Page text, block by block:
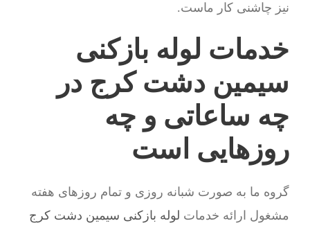
نیز چاشنی کار ماست.
خدمات لوله بازکنی
سیمین دشت کرج در
چه ساعاتی و چه
روزهایی است
گروه ما به صورت شبانه روزی و تمام روزهای هفته
مشغول ارائه خدمات لوله بازکنی سیمین دشت کرج